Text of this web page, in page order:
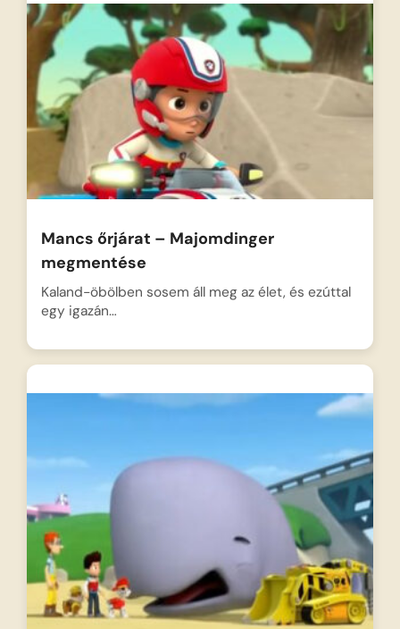
Mancs őrjárat – Majomdinger
megmentése
Kaland-öbölben sosem áll meg az élet, és ezúttal
egy igazán…